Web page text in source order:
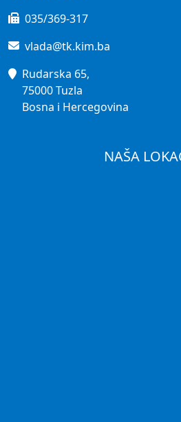
035/369-317
vlada@tk.kim.ba
Rudarska 65,
75000 Tuzla
Bosna i Hercegovina
NAŠA